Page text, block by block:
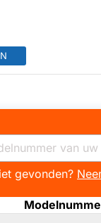
gevonden?